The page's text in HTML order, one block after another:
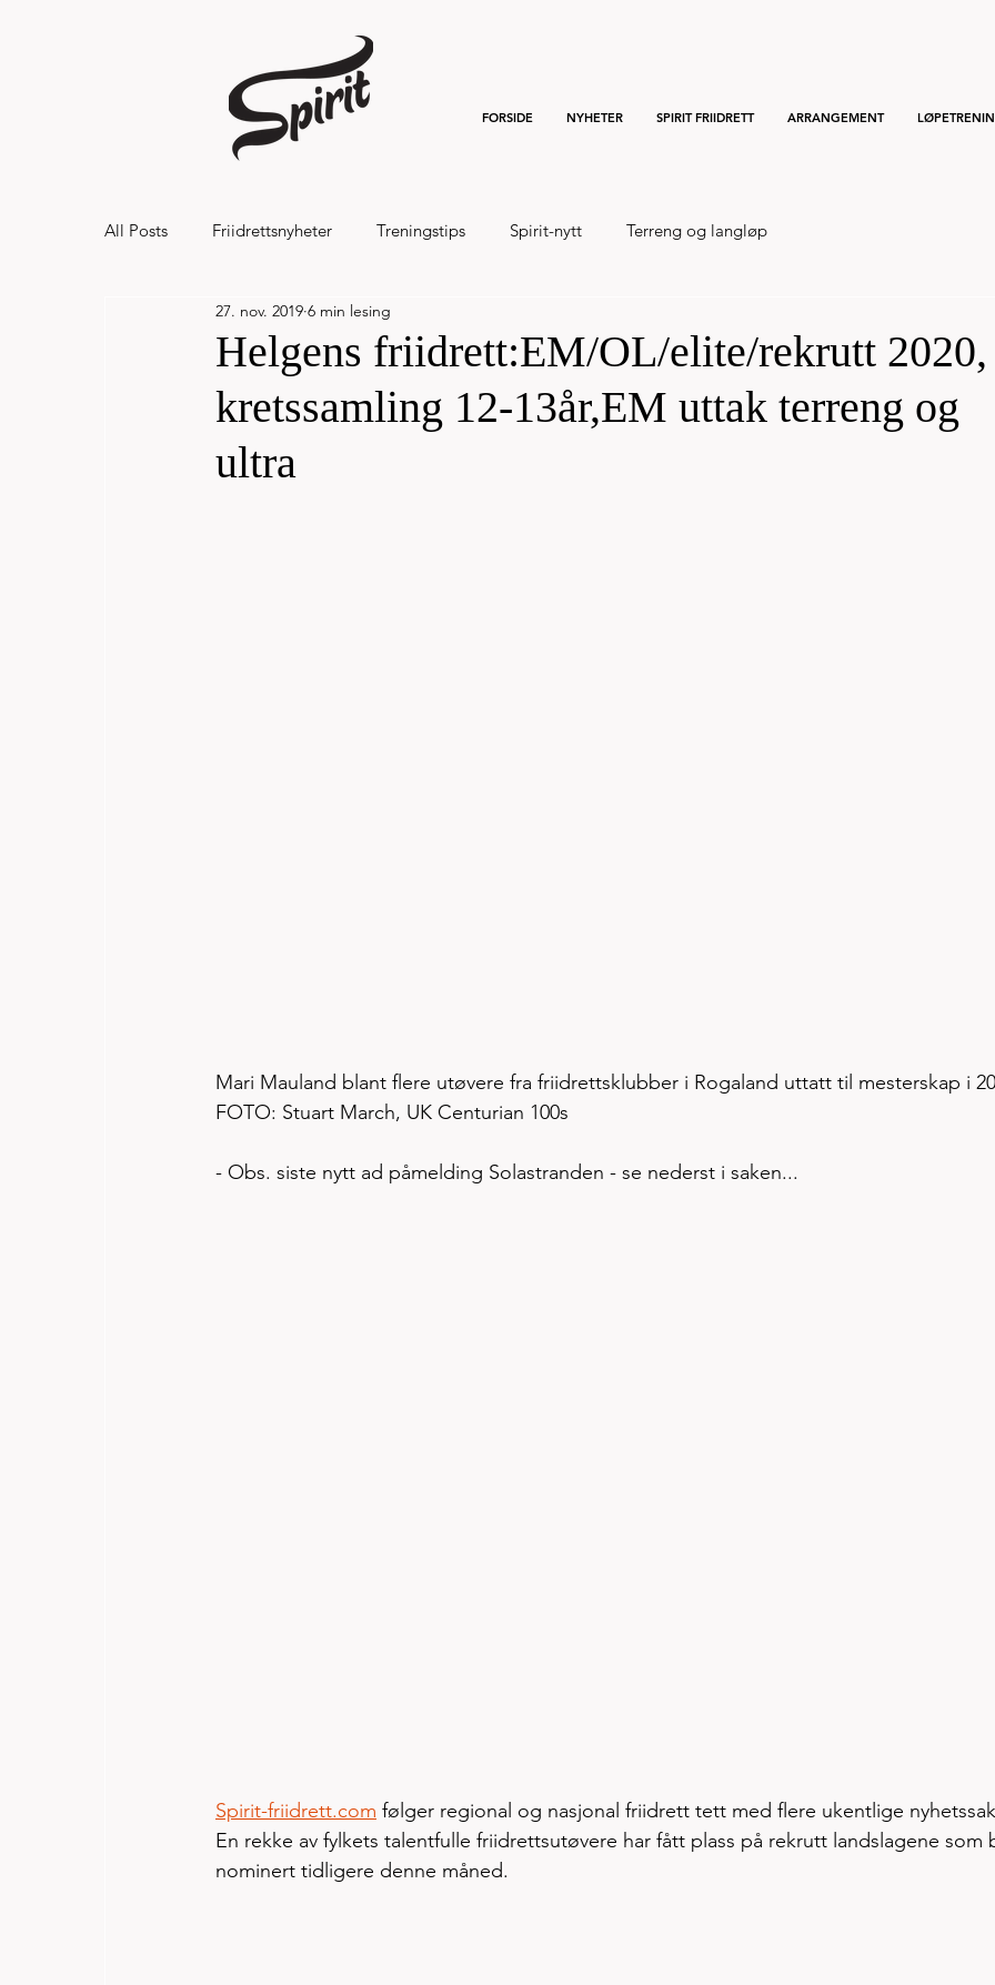
FORSIDE NYHETER SPIRIT FRIIDRETT ARRANGEMENT
All Posts Friidrettsnyheter Treningstips Spirit-nytt Terreng og langløp
Hålandsvannet halvmaraton og 7km 20
Helgens friidrett:EM/OL/elite/rekrutt 2020,
kretssamling 12-13år,EM uttak terreng og
ultra
27. nov. 2019 6 min lesing
Mari Mauland blant flere utøvere fra friidrettsklubber i Rogaland uttatt til mesterskap i
FOTO: Stuart March, UK Centurian 100s
- Obs. siste nytt ad påmelding Solastranden - se nederst i saken...
Spirit-friidrett.com følger regional og nasjonal friidrett tett med flere ukentlige
En rekke av fylkets talentfulle friidrettsutøvere har fått plass på rekrutt landslagene som
nominert tidligere denne måned.